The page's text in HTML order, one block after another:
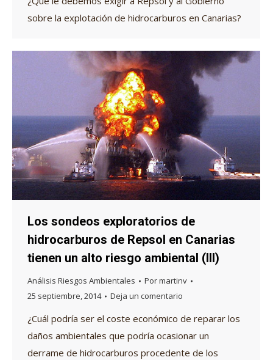
sobre la explotación de hidrocarburos en Canarias?
Los sondeos exploratorios de
hidrocarburos de Repsol en Canarias
tienen un alto riesgo ambiental (III)
Análisis Riesgos Ambientales Pormartinv
25 septiembre, 2014
Deja un comentario
¿Cuál podría ser el coste económico de reparar los
daños ambientales que podría ocasionar un
derrame de hidrocarburos procedente de los